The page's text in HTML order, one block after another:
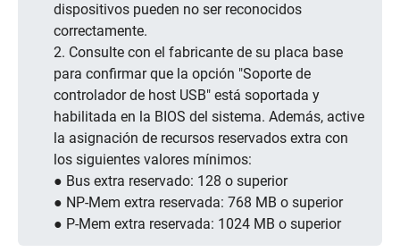
dispositivos pueden no ser reconocidos
correctamente.
2. Consulte con el fabricante de su placa base
para confirmar que la opción "Soporte de
controlador de host USB" está soportada y
habilitada en la BIOS del sistema. Además, active
la asignación de recursos reservados extra con
los siguientes valores mínimos:
● Bus extra reservado: 128 o superior
● NP-Mem extra reservada: 768 MB o superior
● P-Mem extra reservada: 1024 MB o superior